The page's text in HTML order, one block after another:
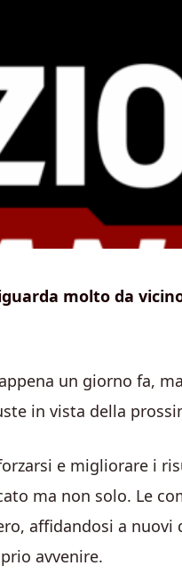
molto da
un giorno fa,
in vista della
e migliorare i
ma non solo. Le
affidandosi a nuovi
avvenire.